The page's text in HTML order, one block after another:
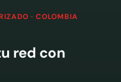
· COLOMBIA
red con